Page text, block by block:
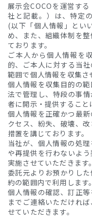
展示会COCOを運営す
社と記載。）は、特定
(以下「個人情報」とい
め、また、組織体制を
ております。
ご本人から個人情報を
的、ご本人に対する当
範囲で個人情報を収集さ
個人情報を収集目的の
法で管理し、特段の事
者に開示・提供すること
個人情報を正確かつ最
クセス、紛失、破壊、
措置を講じております。
当社が、個人情報の処
や再提供を行わないよ
実施させていただきます。
委託元よりお預かりし
約の範囲内で利用します。
個人情報の確認、訂正
までご連絡いただけれ
せていただきます。